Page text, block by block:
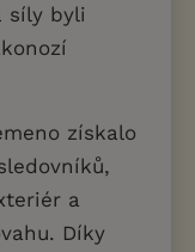
síly byli
získalo
a
Díky